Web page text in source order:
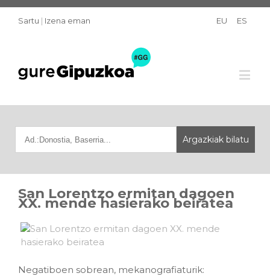
Sartu | Izena eman EU ES
San Lorentzo ermitan dagoen
XX. mende hasierako beiratea
Negatiboen sobrean, mekanografiaturik: